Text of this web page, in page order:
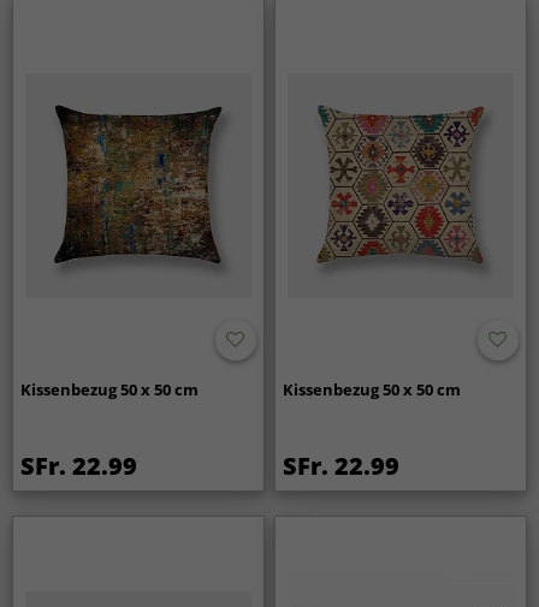
Kissenbezug 50 x 50 cm
SFr. 22.99
Kissenbezug 50 x 50 cm
SFr. 22.99